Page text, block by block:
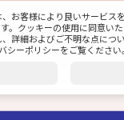
technology, Inc. All
お客様により良いサービス
。クッキーの使用に同意いた
詳細およびご不明な点につ
バシーポリシーをご覧ください。